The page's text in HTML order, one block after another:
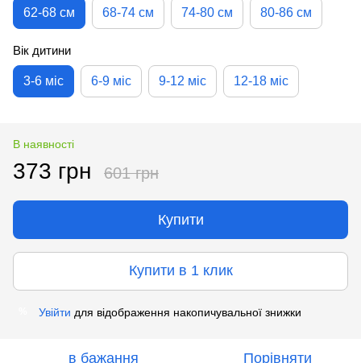
62-68 см 68-74 см 74-80 см 80-86 см
Вік дитини
3-6 міс 6-9 міс 9-12 міс 12-18 міс
В наявності
373 грн 601 грн
Купити
Купити в 1 клик
Увійти для відображення накопичувальної знижки
в бажання Порівняти